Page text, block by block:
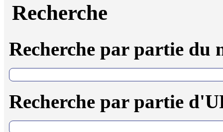
Recherche
Recherche par partie du
Recherche par partie